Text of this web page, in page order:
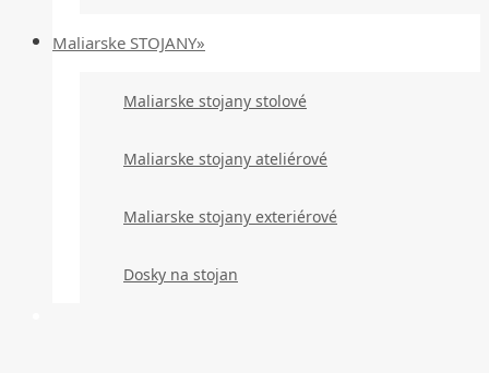
Maliarske STOJANY»
Maliarske stojany stolové
Maliarske stojany ateliérové
Maliarske stojany exteriérové
Dosky na stojan